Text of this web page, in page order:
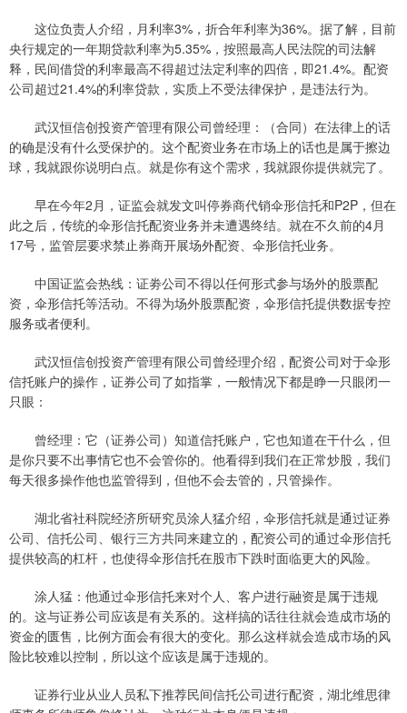
这位负责人介绍，月利率3%，折合年利率为36%。据了解，目前
央行规定的一年期贷款利率为5.35%，按照最高人民法院的司法解
释，民间借贷的利率最高不得超过法定利率的四倍，即21.4%。配资
公司超过21.4%的利率贷款，实质上不受法律保护，是违法行为。
武汉恒信创投资产管理有限公司曾经理：（合同）在法律上的话
的确是没有什么受保护的。这个配资业务在市场上的话也是属于擦边
球，我就跟你说明白点。就是你有这个需求，我就跟你提供就完了。
早在今年2月，证监会就发文叫停券商代销伞形信托和P2P，但在
此之后，传统的伞形信托配资业务并未遭遇终结。就在不久前的4月
17号，监管层要求禁止券商开展场外配资、伞形信托业务。
中国证监会热线：证劵公司不得以任何形式参与场外的股票配
资，伞形信托等活动。不得为场外股票配资，伞形信托提供数据专控
服务或者便利。
武汉恒信创投资产管理有限公司曾经理介绍，配资公司对于伞形
信托账户的操作，证券公司了如指掌，一般情况下都是睁一只眼闭一
只眼：
曾经理：它（证券公司）知道信托账户，它也知道在干什么，但
是你只要不出事情它也不会管你的。他看得到我们在正常炒股，我们
每天很多操作他也监管得到，但他不会去管的，只管操作。
湖北省社科院经济所研究员涂人猛介绍，伞形信托就是通过证券
公司、信托公司、银行三方共同来建立的，配资公司的通过伞形信托
提供较高的杠杆，也使得伞形信托在股市下跌时面临更大的风险。
涂人猛：他通过伞形信托来对个人、客户进行融资是属于违规
的。这与证券公司应该是有关系的。这样搞的话往往就会造成市场的
资金的匮售，比例方面会有很大的变化。那么这样就会造成市场的风
险比较难以控制，所以这个应该是属于违规的。
证券行业从业人员私下推荐民间信托公司进行配资，湖北维思律